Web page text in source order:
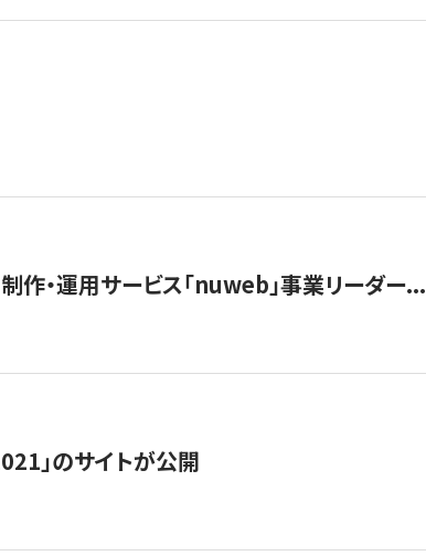
作・運用サービス「nuweb」事業リーダー...
」のサイトが公開